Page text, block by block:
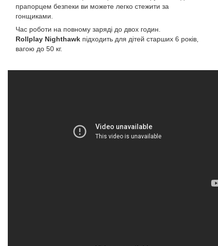
прапорцем безпеки ви можете легко стежити за
гонщиками.
Час роботи на повному заряді до двох годин.
Rollplay Nighthawk підходить для дітей старших 6 років,
вагою до 50 кг.